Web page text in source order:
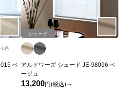
1色
ベ
シェード
アルドワーズ シェード JE-98096 ベ
ージュ
13,200円(税込)～